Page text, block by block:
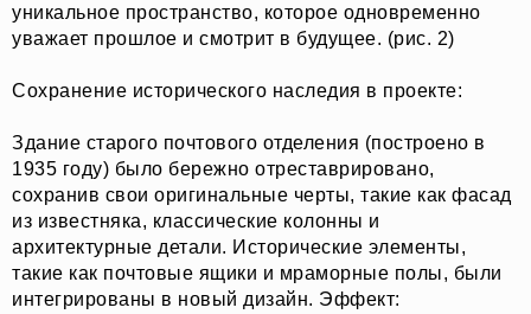
уникальное пространство, которое одновременно
уважает прошлое и смотрит в будущее. (рис. 2)
Сохранение исторического наследия в проекте:
Здание старого почтового отделения (построено в
1935 году) было бережно отреставрировано,
сохранив свои оригинальные черты, такие как фасад
из известняка, классические колонны и
архитектурные детали. Исторические элементы,
такие как почтовые ящики и мраморные полы, были
интегрированы в новый дизайн. Эффект: